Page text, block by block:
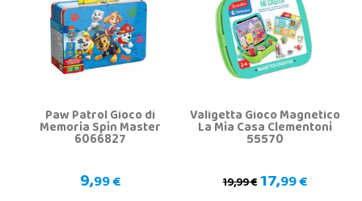
Paw Patrol Gioco di
Memoria Spin Master
6066827
9,99 €
Valigetta Gioco Magnetico
La Mia Casa Clementoni
55570
19,99 €17,99 €